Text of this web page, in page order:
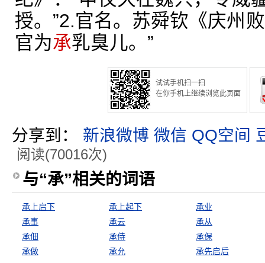
授。”2.官名。苏舜钦《庆州
官为承乳臭儿。”
试试手机扫一扫
在你手机上继续浏览此页面
分享到： 新浪微博 微信 QQ空间
阅读(70016次)
与“承”相关的词语
承上启下 承上起下
承业
承事
承云
承从
承佃
承侍
承保
承做
承允 承先启后